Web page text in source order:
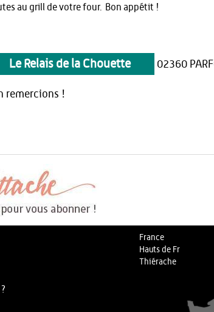
au grill de votre four. Bon appétit !
Le Relais de la Chouette 02360
remercions !
France
Hauts de Fr
Thiérache